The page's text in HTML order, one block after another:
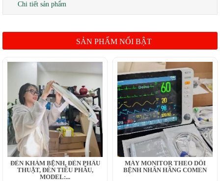
Chi tiết sản phẩm
SẢN PHẨM NỔI BẬT
ĐÈN KHÁM BỆNH, ĐÈN PHẪU
THUẬT, ĐÈN TIỂU PHẪU,
MODEL:...
MÁY MONITOR THEO DÕI
BỆNH NHÂN HÃNG COMEN